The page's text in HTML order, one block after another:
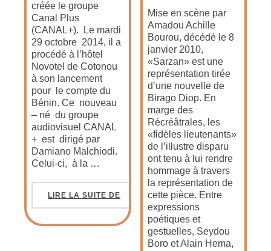
créée le groupe
Canal Plus
(CANAL+). Le mardi
29 octobre 2014, il a
procédé à l’hôtel
Novotel de Cotonou
à son lancement
pour le compte du
Bénin. Ce nouveau
– né du groupe
audiovisuel CANAL
+ est dirigé par
Damiano Malchiodi.
Celui-ci, à la …
LIRE LA SUITE DE
Mise en scène par
Amadou Achille
Bourou, décédé le 8
janvier 2010,
«Sarzan» est une
représentation tirée
d’une nouvelle de
Birago Diop. En
marge des
Récréâtrales, les
«fidèles lieutenants»
de l’illustre disparu
ont tenu à lui rendre
hommage à travers
la représentation de
cette pièce. Entre
expressions
poétiques et
gestuelles, Seydou
Boro et Alain Hema,